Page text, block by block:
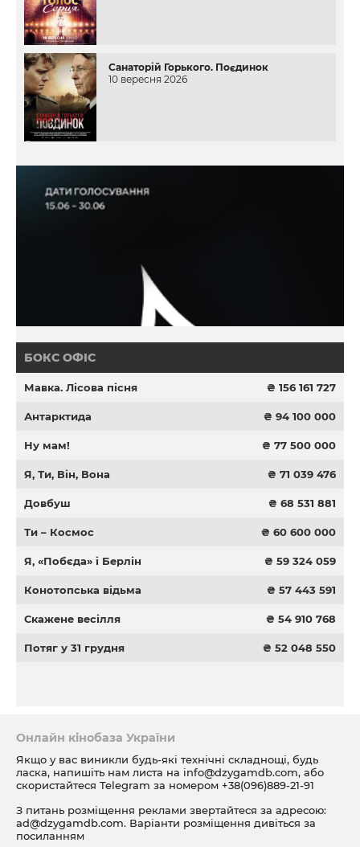
Санаторій Горького. Поєдинок
10 вересня 2026
БОКС ОФІС
Мавка. Лісова пісня ₴ 156 161 727
Антарктида ₴ 94 100 000
Ну мам! ₴ 77 500 000
Я, Ти, Він, Вона ₴ 71 039 476
Довбуш ₴ 68 531 881
Ти – Космос ₴ 60 600 000
Я, «Побєда» і Берлін ₴ 59 324 059
Конотопська відьма ₴ 57 443 591
Скажене весілля ₴ 54 910 768
Потяг у 31 грудня ₴ 52 048 550
Онлайн кінобаза України
Якщо у вас виникли будь-які технічні складнощі, будь
ласка, напишіть нам листа на info@dzygamdb.com, або
скористайтеся Telegram за номером +38(096)889-21-91
З питань розміщення реклами звертайтеся за адресою:
ad@dzygamdb.com. Варіанти розміщення дивіться за
посиланням